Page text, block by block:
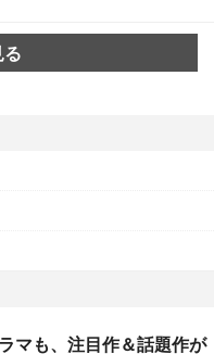
マも、注目作＆話題作が